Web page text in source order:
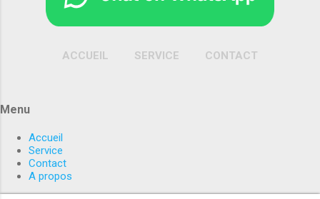
ACCUEIL SERVICE CONTACT
Menu
Accueil
Service
Contact
A propos